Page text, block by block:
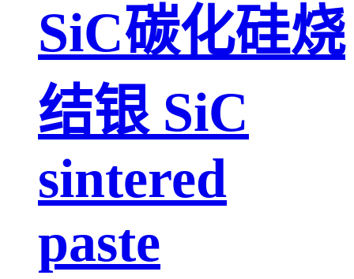
SiC碳化硅烧
结银 SiC
sintered
paste